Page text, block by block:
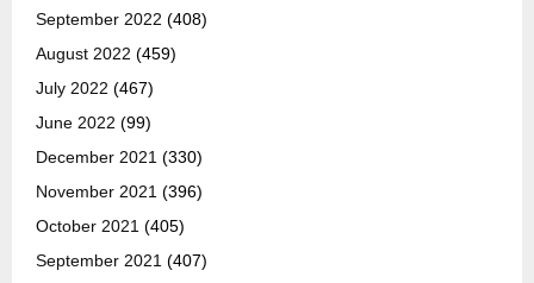
September 2022 (408)
August 2022 (459)
July 2022 (467)
June 2022 (99)
December 2021 (330)
November 2021 (396)
October 2021 (405)
September 2021 (407)